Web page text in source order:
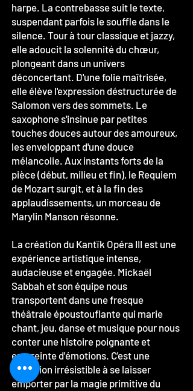
harpe. La contrebasse suit le texte,
suspendant parfois le souffle dans le
silence. Tour à tour classique et jazzy,
elle adoucit la solennité du chœur,
plongeant dans un univers
déconcertant. D'une folie maîtrisée,
elle élève l'expression déstructurée de
Salomon vers des sommets. Le
saxophone s'insinue par petites
touches douces autour des amoureux,
les enveloppant d'une douce
mélancolie. Aux instants forts de la
pièce (début, milieu et fin), le Requiem
de Mozart surgit, et à la fin des
applaudissements, un morceau de
Marylin Manson résonne.
La création du Kantïk Opéra III est une
expérience artistique intense,
audacieuse et engagée. Mickaël
Sabbah et son équipe nous
transportent dans une fresque
théâtrale époustouflante qui marie
chant, jeu, danse et musique pour nous
conter une histoire poignante et
empreinte d'émotions. C'est une
invitation irrésistible à se laisser
emporter par la magie primitive du